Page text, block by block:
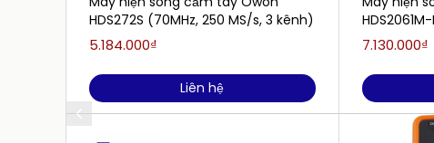
HDS272S (70MHz, 250 MS/s, 3 kênh)
5.184.000₫
Liên hệ
7.130.000₫